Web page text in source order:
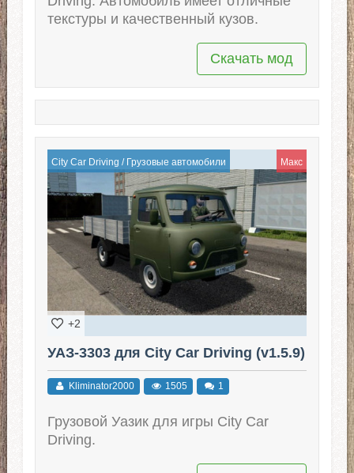
текстуры и качественный кузов.
Скачать мод
City Car Driving / Грузовые автомобили Макс
+2
УАЗ-3303 для City Car Driving (v1.5.9)
Kliminator2000 1505 1
Грузовой Уазик для игры City Car
Driving.